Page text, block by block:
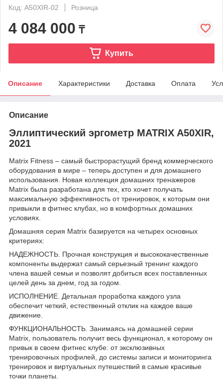
Код: A50XIR-02
Розница
4 084 000 ₸
Купить
Описание Характеристики Доставка Оплата
Описание
Эллиптический эргометр MATRIX A50XIR,
2021
Matrix Fitness – самый быстрорастущий бренд коммерческого
оборудования в мире – теперь доступен и для домашнего
использования. Новая коллекция домашних тренажеров
Matrix была разработана для тех, кто хочет получать
максимальную эффективность от тренировок, к которым они
привыкли в фитнес клубах, но в комфортных домашних
условиях.
Домашняя серия Matrix базируется на четырех основных
критериях:
НАДЕЖНОСТЬ. Прочная конструкция и высококачественные
компоненты выдержат самый серьезный тренинг каждого
члена вашей семьи и позволят добиться всех поставленных
целей день за днем, год за годом.
ИСПОЛНЕНИЕ. Детальная проработка каждого узла
обеспечит четкий, естественный отклик на каждое ваше
движение.
ФУНКЦИОНАЛЬНОСТЬ. Занимаясь на домашней серии
Matrix, пользователь получит весь функционал, к которому он
привык в своем фитнес клубе: от эксклюзивных
тренировочных профилей, до системы записи и мониторинга
тренировок и виртуальных путешествий в самые красивые
точки планеты.